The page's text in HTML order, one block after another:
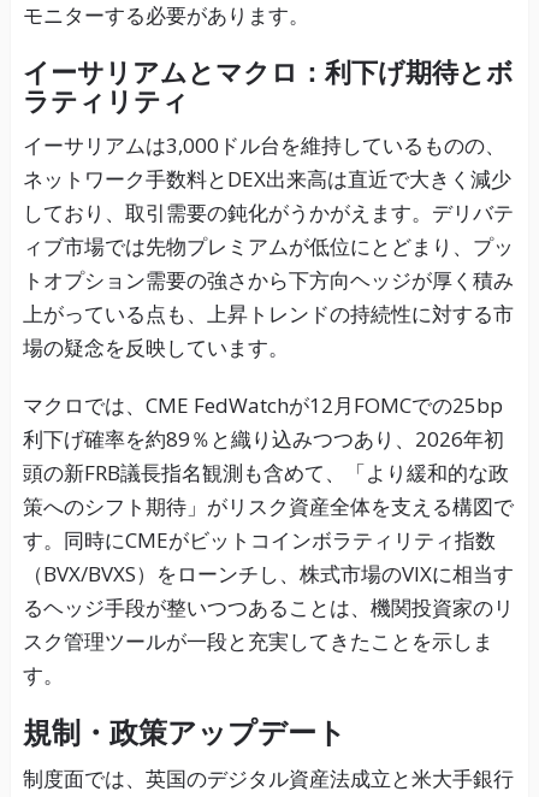
モニターする必要があります。
イーサリアムとマクロ：利下げ期待とボ
ラティリティ
イーサリアムは3,000ドル台を維持しているものの、
ネットワーク手数料とDEX出来高は直近で大きく減少
しており、取引需要の鈍化がうかがえます。デリバテ
ィブ市場では先物プレミアムが低位にとどまり、プッ
トオプション需要の強さから下方向ヘッジが厚く積み
上がっている点も、上昇トレンドの持続性に対する市
場の疑念を反映しています。
マクロでは、CME FedWatchが12月FOMCでの25bp
利下げ確率を約89％と織り込みつつあり、2026年初
頭の新FRB議長指名観測も含めて、「より緩和的な政
策へのシフト期待」がリスク資産全体を支える構図で
す。同時にCMEがビットコインボラティリティ指数
（BVX/BVXS）をローンチし、株式市場のVIXに相当す
るヘッジ手段が整いつつあることは、機関投資家のリ
スク管理ツールが一段と充実してきたことを示しま
す。
規制・政策アップデート
制度面では、英国のデジタル資産法成立と米大手銀行